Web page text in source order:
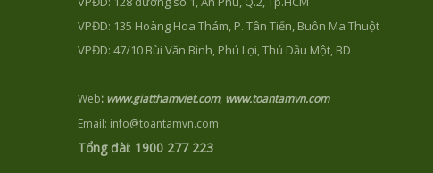
VPĐD: 135 Hoàng Hoa Thám, P. Tân Tiến, Buôn Ma Thuột
VPĐD: 47/10 Bùi Văn Bình, Phú Lợi, Thủ Dầu Một, BD
Web: www.giatthamviet.com, www.toantamvn.com
Email: info@toantamvn.com
Tổng đài: 1900 277 223